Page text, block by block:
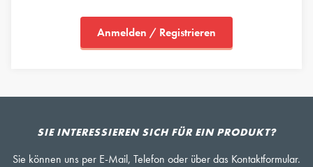
Anmelden / Registrieren
SIE INTERESSIEREN SICH FÜR EIN PRODUKT?
Sie können uns per E-Mail, Telefon oder über das Kontaktformular.